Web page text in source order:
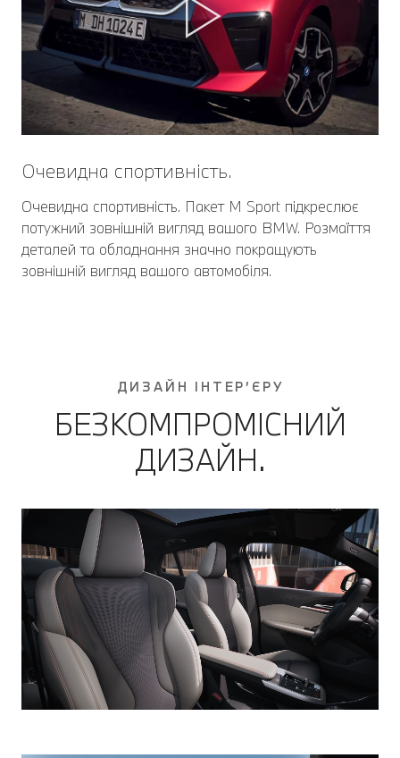
Очевидна спортивність.
Очевидна спортивність. Пакет M Sport підкреслює
потужний зовнішній вигляд вашого BMW. Розмаїття
деталей та обладнання значно покращують
зовнішній вигляд вашого автомобіля.
ДИЗАЙН ІНТЕР’ЄРУ
БЕЗКОМПРОМІСНИЙ
ДИЗАЙН.